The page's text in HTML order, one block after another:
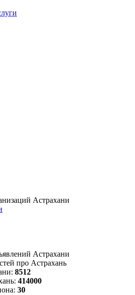
Астрахани
Астрахани
про Астрахань
8512
414000
30